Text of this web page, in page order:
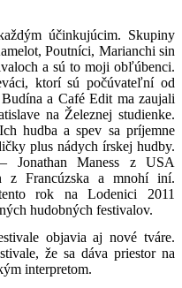
účinkujúcim. Skupiny
Poutníci, Marianchi sin
a sú to moji obľúbenci.
ktorí sú počúvateľní od
a Café Edit ma zaujali
na Železnej studienke.
hudba a spev sa príjemne
plus nádych írskej hudby.
Jonathan Maness z USA
z Francúzska a mnohí iní.
rok na Lodenici 2011
hudobných festivalov.
objavia aj nové tváre.
že sa dáva priestor na
interpretom.